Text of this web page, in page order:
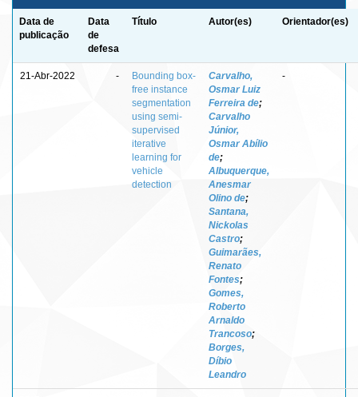
Data de
publicação
Data
de
defesa
Título Autor(es) Orientador(es)
21-Abr-2022 -
Bounding box-
free instance
segmentation
using semi-
supervised
iterative
learning for
vehicle
detection
Carvalho,
Osmar Luiz
Ferreira de;
Carvalho
Júnior,
Osmar Abílio
de;
Albuquerque,
Anesmar
Olino de;
Santana,
Nickolas
Castro;
Guimarães,
Renato
Fontes;
Gomes,
Roberto
Arnaldo
Trancoso;
Borges,
Díbio
Leandro
-